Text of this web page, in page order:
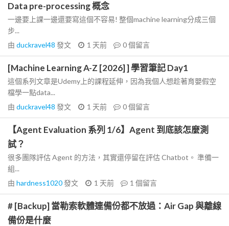
Data pre-processing 概念
一邊要上課一邊還要寫這個不容易! 整個machine learning分成三個
步...
由 duckravel48 發文 1 天前 0個留言
[Machine Learning A-Z [2026] ] 學習筆記 Day1
這個系列文章是Udemy上的課程延伸，因為我個人想趁著育嬰假空
檔學一點data...
由 duckravel48 發文 1 天前 0個留言
【Agent Evaluation 系列 1/6】Agent 到底該怎麼測
試？
很多團隊評估 Agent 的方法，其實還停留在評估 Chatbot。 準備一
組...
由 hardness1020發文 1 天前 1 個留言
# [Backup] 當勒索軟體連備份都不放過：Air Gap 與離線
備份是什麼